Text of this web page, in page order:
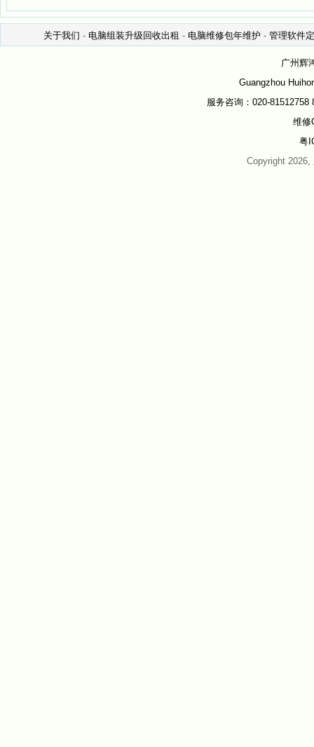
关于我们 - 电脑组装升级回收出租 - 电脑维修包年维护 - 管理软件
广州辉
Guangzhou
服务咨询：020-81512758
维修
粤
Copyright 2026,